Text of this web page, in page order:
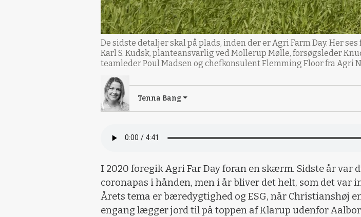
De sidste detaljer skal på plads, inden der er Agri Farm Day. Her
Karl S. Kudsk, planteansvarlig ved Mollerup Mølle, forsøgsleder
teamleder Poul Madsen og chefkonsulent Flemming Floor fra Agri
Tenna Bang
I 2020 foregik Agri Far Day foran en skærm. Sidste år var
coronapas i hånden, men i år bliver det helt, som det var
Årets tema er bæredygtighed og ESG, når Christianshøj
engang lægger jord til på toppen af Klarup udenfor